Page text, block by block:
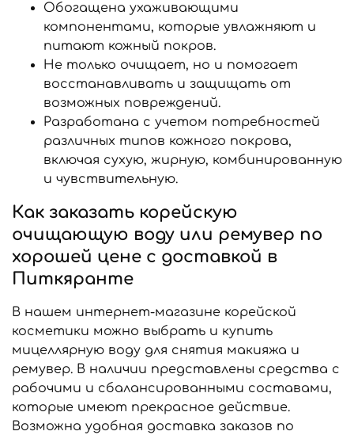
Обогащена ухаживающими
компонентами, которые увлажняют и
питают кожный покров.
Не только очищает, но и помогает
восстанавливать и защищать от
возможных повреждений.
Разработана с учетом потребностей
различных типов кожного покрова,
включая сухую, жирную, комбинированную
и чувствительную.
Как заказать корейскую
очищающую воду или ремувер по
хорошей цене с доставкой в
Питкяранте
В нашем интернет-магазине корейской
косметики можно выбрать и купить
мицеллярную воду для снятия макияжа и
ремувер. В наличии представлены средства с
рабочими и сбалансированными составами,
которые имеют прекрасное действие.
Возможна удобная доставка заказов по